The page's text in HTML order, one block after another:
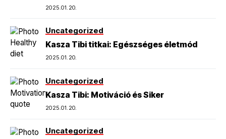
2025.01.20.
Uncategorized
Kasza Tibi titkai: Egészséges életmód
2025.01.20.
Uncategorized
Kasza Tibi: Motiváció és Siker
2025.01.20.
Uncategorized